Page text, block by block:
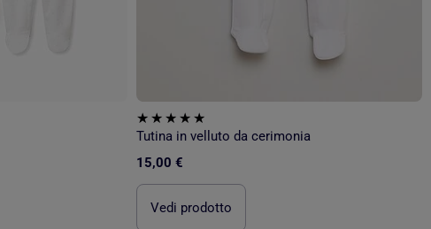
Tutina in velluto da cerimonia
15,00 €
Vedi prodotto